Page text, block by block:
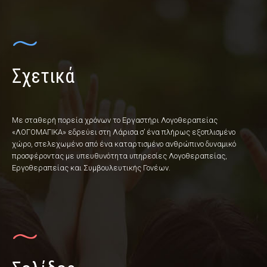
Σχετικά
Με σταθερή πορεία χρόνων το Εργαστήρι Λογοθεραπείας
«ΛΟΓΟΜΑΓΙΚΑ» εδρεύει στη Λάρισα σ’ ένα πλήρως εξοπλισμένο
χώρο, στελεχωμένο από ένα καταρτισμένο ανθρώπινο δυναμικό
προσφέροντας με υπευθυνότητα υπηρεσίες Λογοθεραπείας,
Εργοθεραπείας και Συμβουλευτικής Γονέων.